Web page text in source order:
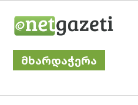
მხარდაჭერა